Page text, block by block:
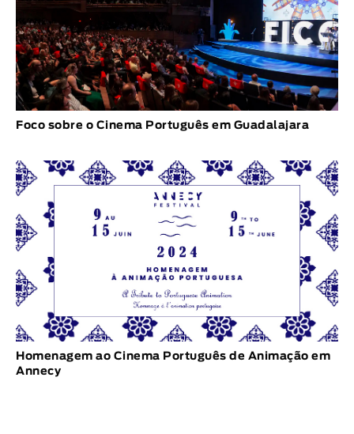
Foco sobre o Cinema Português em Guadalajara
Homenagem ao Cinema Português de Animação em
Annecy